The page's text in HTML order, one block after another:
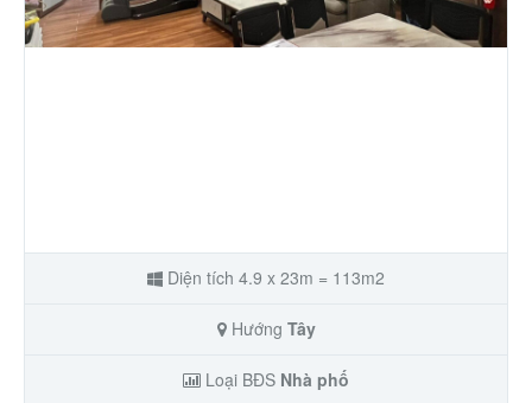
Diện tích 4.9 x 23m = 113m2
Hướng Tây
Loại BĐS Nhà phố